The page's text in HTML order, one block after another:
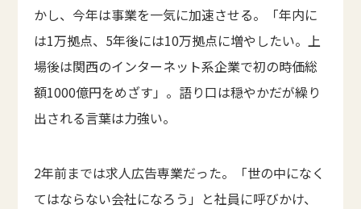
かし、今年は事業を一気に加速させる。「年内に
は1万拠点、5年後には10万拠点に増やしたい。上
場後は関西のインターネット系企業で初の時価総
額1000億円をめざす」。語り口は穏やかだが繰り
出される言葉は力強い。
2年前までは求人広告専業だった。「世の中になく
てはならない会社になろう」と社員に呼びかけ、